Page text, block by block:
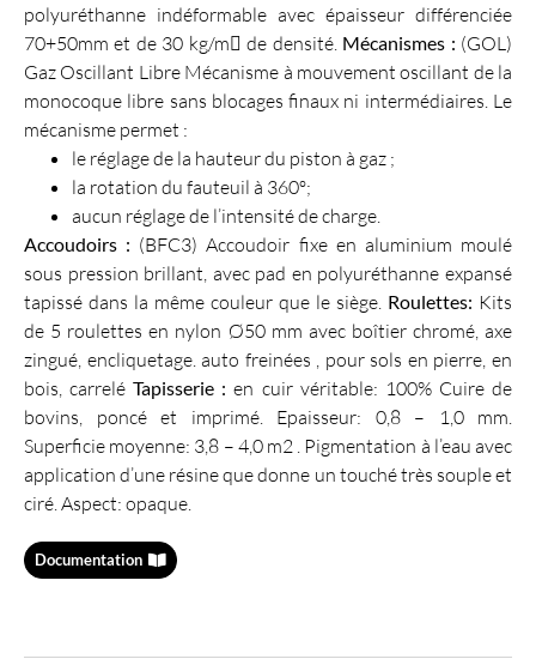
polyuréthanne indéformable avec épaisseur différenciée
70+50mm et de 30 kg/m de densité. Mécanismes : (GOL)
Gaz Oscillant Libre Mécanisme à mouvement oscillant de la
monocoque libre sans blocages finaux ni intermédiaires. Le
mécanisme permet :
le réglage de la hauteur du piston à gaz ;
la rotation du fauteuil à 360º;
aucun réglage de l’intensité de charge.
Accoudoirs : (BFC3) Accoudoir fixe en aluminium moulé
sous pression brillant, avec pad en polyuréthanne expansé
tapissé dans la même couleur que le siège. Roulettes: Kits
de 5 roulettes en nylon Ø50 mm avec boîtier chromé, axe
zingué, encliquetage. auto freinées , pour sols en pierre, en
bois, carreléTapisserie : en cuir véritable: 100% Cuire de
bovins, poncé et imprimé. Epaisseur: 0,8 – 1,0 mm.
Superficie moyenne: 3,8 – 4,0 m2 . Pigmentation à l’eau avec
application d’une résine que donne un touché très souple et
ciré. Aspect: opaque.
Documentation